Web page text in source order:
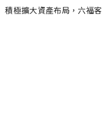
極擴大資產布局，六福